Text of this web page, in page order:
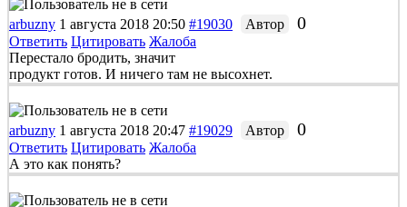
arbuzny 1 августа 2018 20:50 #19030 Автор 0
Ответить Цитировать Жалоба
Перестало бродить, значит
продукт готов. И ничего там не высохнет.
arbuzny 1 августа 2018 20:47 #19029 Автор 0
Ответить Цитировать Жалоба
А это как понять?